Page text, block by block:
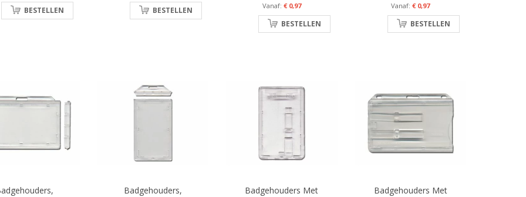
BESTELLEN BESTELLEN € 0,97
BESTELLEN
€ 0,97
BESTELLEN
Badgehouders,
Badgehouders Met
Badgehouders Met